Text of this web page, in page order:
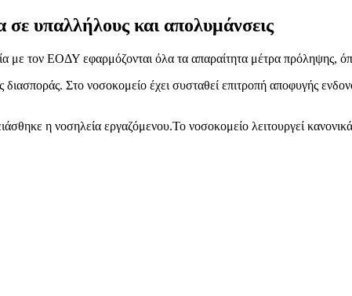
υπαλλήλους και απολυμάνσεις
τον ΕΟΔΥ εφαρμόζονται όλα τα απαραίτητα μέτρα πρόληψης,
διασποράς. Στο νοσοκομείο έχει συσταθεί επιτροπή αποφυγής
η νοσηλεία εργαζόμενου.Το νοσοκομείο λειτουργεί